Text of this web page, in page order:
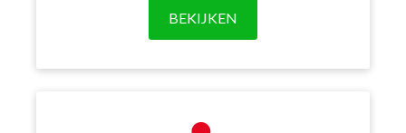
BEKIJKEN